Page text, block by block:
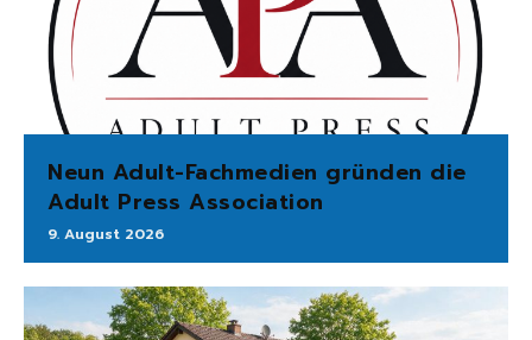
Neun Adult-Fachmedien gründen die
Adult Press Association
9. August 2026